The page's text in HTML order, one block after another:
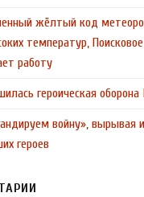
жёлтый код
температур,
работу
героическая
войну», вырывая
героев